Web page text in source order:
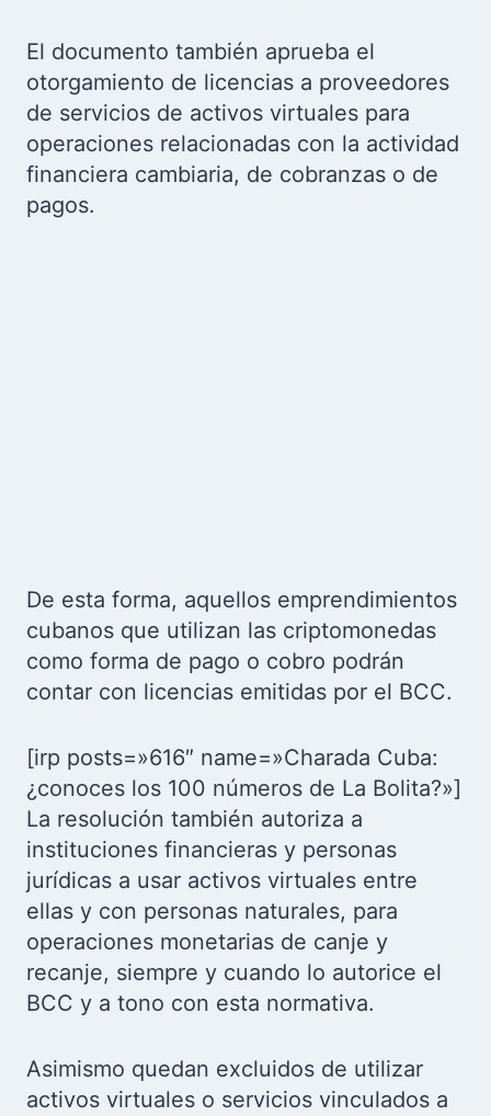
El documento también aprueba el
otorgamiento de licencias a proveedores
de servicios de activos virtuales para
operaciones relacionadas con la actividad
financiera cambiaria, de cobranzas o de
pagos.
De esta forma, aquellos emprendimientos
cubanos que utilizan las criptomonedas
como forma de pago o cobro podrán
contar con licencias emitidas por el BCC.
[irp posts=»616″ name=»Charada Cuba:
¿conoces los 100 números de La Bolita?»]
La resolución también autoriza a
instituciones financieras y personas
jurídicas a usar activos virtuales entre
ellas y con personas naturales, para
operaciones monetarias de canje y
recanje, siempre y cuando lo autorice el
BCC y a tono con esta normativa.
Asimismo quedan excluidos de utilizar
activos virtuales o servicios vinculados a